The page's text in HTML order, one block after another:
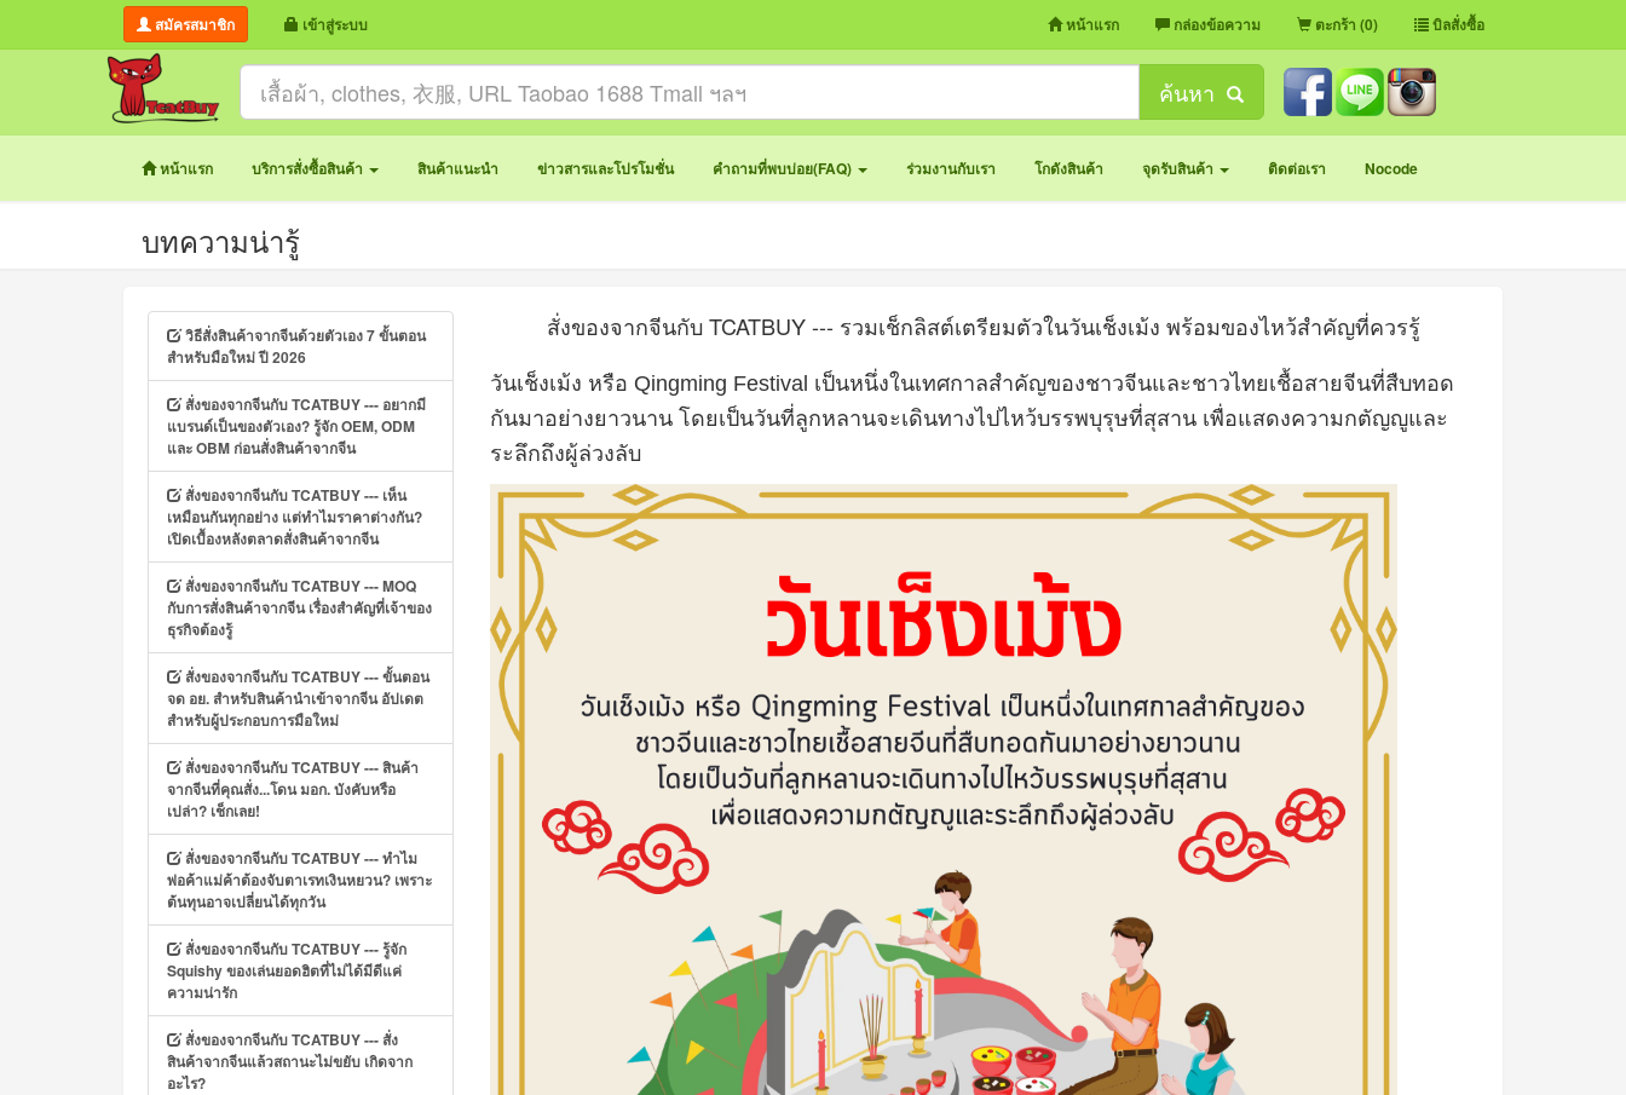
สมัครสมาชิก เข้าสู่ระบบ หน้าแรก กล่องข้อความ ตะกร้า (0) บิลสั่งซื้อ
ค้นหา
หน้าแรก บริการสั่งซื้อสินค้า สินค้าแนะนำ ข่าวสารและโปรโมชั่น คำถามที่พบบ่อย(FAQ) ร่วมงานกับเรา โกดังสินค้า จุดรับสินค้า ติดต่อเรา Nocode
บทความน่ารู้
วิธีสั่งสินค้าจากจีนด้วยตัวเอง 7 ขั้นตอน
สำหรับมือใหม่ ปี 2026
สั่งของจากจีนกับ TCATBUY --- อยากมี
แบรนด์เป็นของตัวเอง? รู้จัก OEM, ODM
และ OBM ก่อนสั่งสินค้าจากจีน
สั่งของจากจีนกับ TCATBUY --- เห็น
เหมือนกันทุกอย่าง แต่ทำไมราคาต่างกัน?
เปิดเบื้องหลังตลาดสั่งสินค้าจากจีน
สั่งของจากจีนกับ TCATBUY --- MOQ
กับการสั่งสินค้าจากจีน เรื่องสำคัญที่เจ้าของ
ธุรกิจต้องรู้
สั่งของจากจีนกับ TCATBUY --- ขั้นตอน
จด อย. สำหรับสินค้านำเข้าจากจีน อัปเดต
สำหรับผู้ประกอบการมือใหม่
สั่งของจากจีนกับ TCATBUY --- สินค้า
จากจีนที่คุณสั่ง...โดน มอก. บังคับหรือ
เปล่า? เช็กเลย!
สั่งของจากจีนกับ TCATBUY --- ทำไม
พ่อค้าแม่ค้าต้องจับตาเรทเงินหยวน? เพราะ
ต้นทุนอาจเปลี่ยนได้ทุกวัน
สั่งของจากจีนกับ TCATBUY --- รู้จัก
Squishy ของเล่นยอดฮิตที่ไม่ได้มีดีแค่
ความน่ารัก
สั่งของจากจีนกับ TCATBUY --- สั่ง
สินค้าจากจีนแล้วสถานะไม่ขยับ เกิดจาก
อะไร?
สั่งของจากจีนกับ TCATBUY --- รวมเช็กลิสต์เตรียมตัวในวันเช็งเม้ง พร้อมของไหว้สำคัญที่ควรรู้
วันเช็งเม้ง หรือ Qingming Festival เป็นหนึ่งในเทศกาลสำคัญของชาวจีนและชาวไทยเชื้อสายจีนที่สืบทอด
กันมาอย่างยาวนาน โดยเป็นวันที่ลูกหลานจะเดินทางไปไหว้บรรพบุรุษที่สุสาน เพื่อแสดงความกตัญญูและ
ระลึกถึงผู้ล่วงลับ